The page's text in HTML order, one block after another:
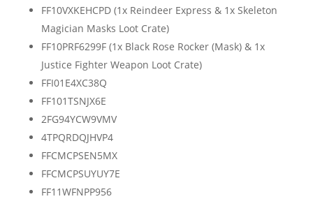
FF10VXKEHCPD (1x Reindeer Express & 1x Skeleton
Magician Masks Loot Crate)
FF10PRF6299F (1x Black Rose Rocker (Mask) & 1x
Justice Fighter Weapon Loot Crate)
FFI01E4XC38Q
FF101TSNJX6E
2FG94YCW9VMV
4TPQRDQJHVP4
FFCMCPSEN5MX
FFCMCPSUYUY7E
FF11WFNPP956